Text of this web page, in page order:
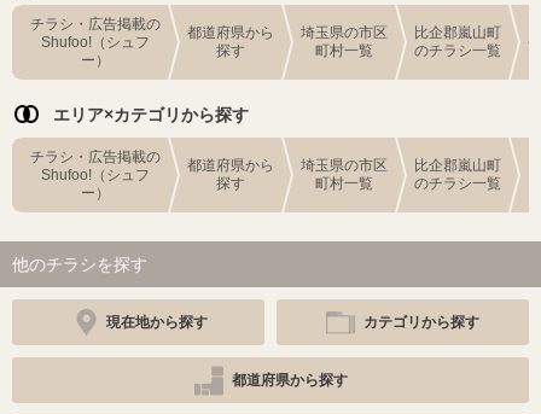
チラシ・広告掲載の
Shufoo!（シュフ
ー）
都道府県から
探す
埼玉県の市区
町村一覧
比企郡嵐山町
のチラシ一覧
エリア×カテゴリから探す
チラシ・広告掲載の
Shufoo!（シュフ
ー）
都道府県から
探す
埼玉県の市区
町村一覧
比企郡嵐山町
のチラシ一覧
他のチラシを探す
現在地から探す カテゴリから探す
都道府県から探す